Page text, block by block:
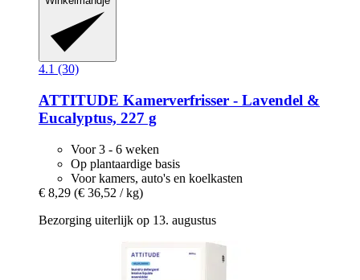
4.1 (30)
ATTITUDE Kamerverfrisser -​ Lavendel &
Eucalyptus, 227 g
Voor 3 - 6 weken
Op plantaardige basis
Voor kamers, auto's en koelkasten
€ 8,29 (€ 36,52 / kg)
Bezorging uiterlijk op 13. augustus